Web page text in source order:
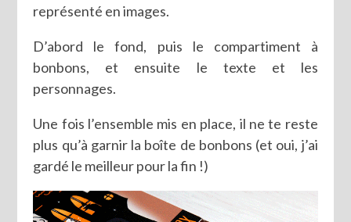
représenté en images.
D’abord le fond, puis le compartiment à
bonbons, et ensuite le texte et les
personnages.
Une fois l’ensemble mis en place, il ne te reste
plus qu’à garnir la boîte de bonbons (et oui, j’ai
gardé le meilleur pour la fin !)